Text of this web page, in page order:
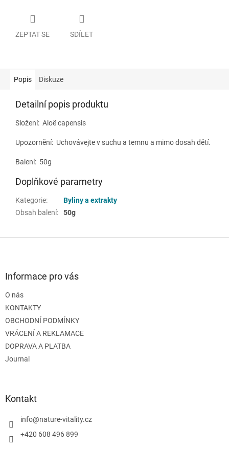
ZEPTAT SE SDÍLET
Popis Diskuze
Detailní popis produktu
Složení: Aloë capensis
Upozornění: Uchovávejte v suchu a temnu a mimo dosah dětí.
Balení: 50g
Doplňkové parametry
Kategorie:
Byliny a extrakty
Obsah balení: 50g
Informace pro vás
O nás
KONTAKTY
OBCHODNÍ PODMÍNKY
VRÁCENÍ A REKLAMACE
DOPRAVA A PLATBA
Journal
Kontakt
info@nature-vitality.cz
+420 608 496 899